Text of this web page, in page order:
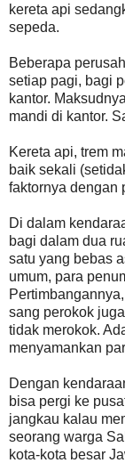
kereta api
sepeda.
Beberapa
setiap pagi, bagi
kantor.
mandi di kantor.
Kereta api, trem
baik sekali
faktornya dengan
Di dalam
bagi dalam dua
satu yang bebas
umum, para
sang perokok
tidak merokok.
menyamankan
Dengan
bisa pergi ke
jangkau kalau
seorang warga
kota-kota besar